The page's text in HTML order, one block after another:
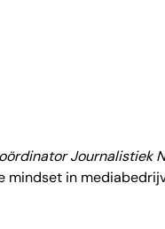
Journalistiek
mindset in